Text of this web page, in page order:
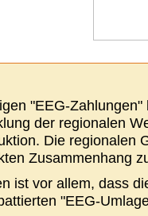
"EEG-
der regionalen
Die regionalen
Zusammenhang
ist vor allem, dass
"EEG-